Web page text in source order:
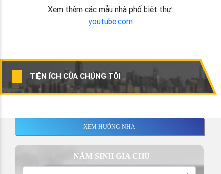
Xem thêm các mẫu nhà phố biệt thự:
youtube.com
TIỆN ÍCH CỦA CHÚNG TÔI
XEM HƯỚNG NHÀ
NĂM SINH GIA CHỦ